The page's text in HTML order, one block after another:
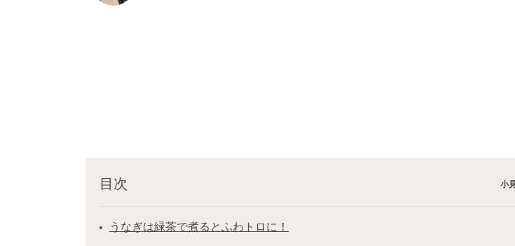
目次 小
うなぎは緑茶で煮るとふわトロに！